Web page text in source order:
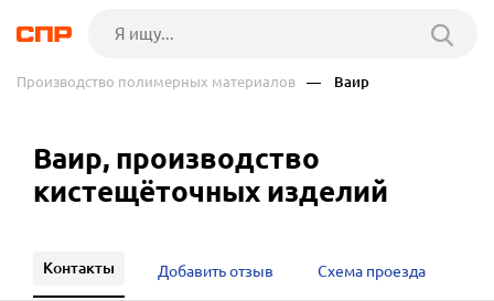
Производство полимерных материалов — Ваир
Ваир, производство
кистещёточных изделий
Контакты Добавить отзыв Схема проезда